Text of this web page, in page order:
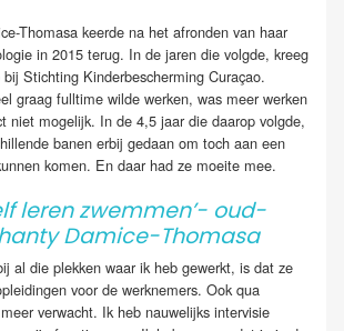
Thomasa keerde na het afronden van haar
in 2015 terug. In de jaren die volgde, kreeg
Stichting Kinderbescherming Curaçao.
graag fulltime wilde werken, was meer werken
niet mogelijk. In de 4,5 jaar die daarop volgde,
banen erbij gedaan om toch aan een
komen. En daar had ze moeite mee.
leren zwemmen’- oud-
Damice-Thomasa
al die plekken waar ik heb gewerkt, is dat ze
voor de werknemers. Ook qua
verwacht. Ik heb nauwelijks intervisie